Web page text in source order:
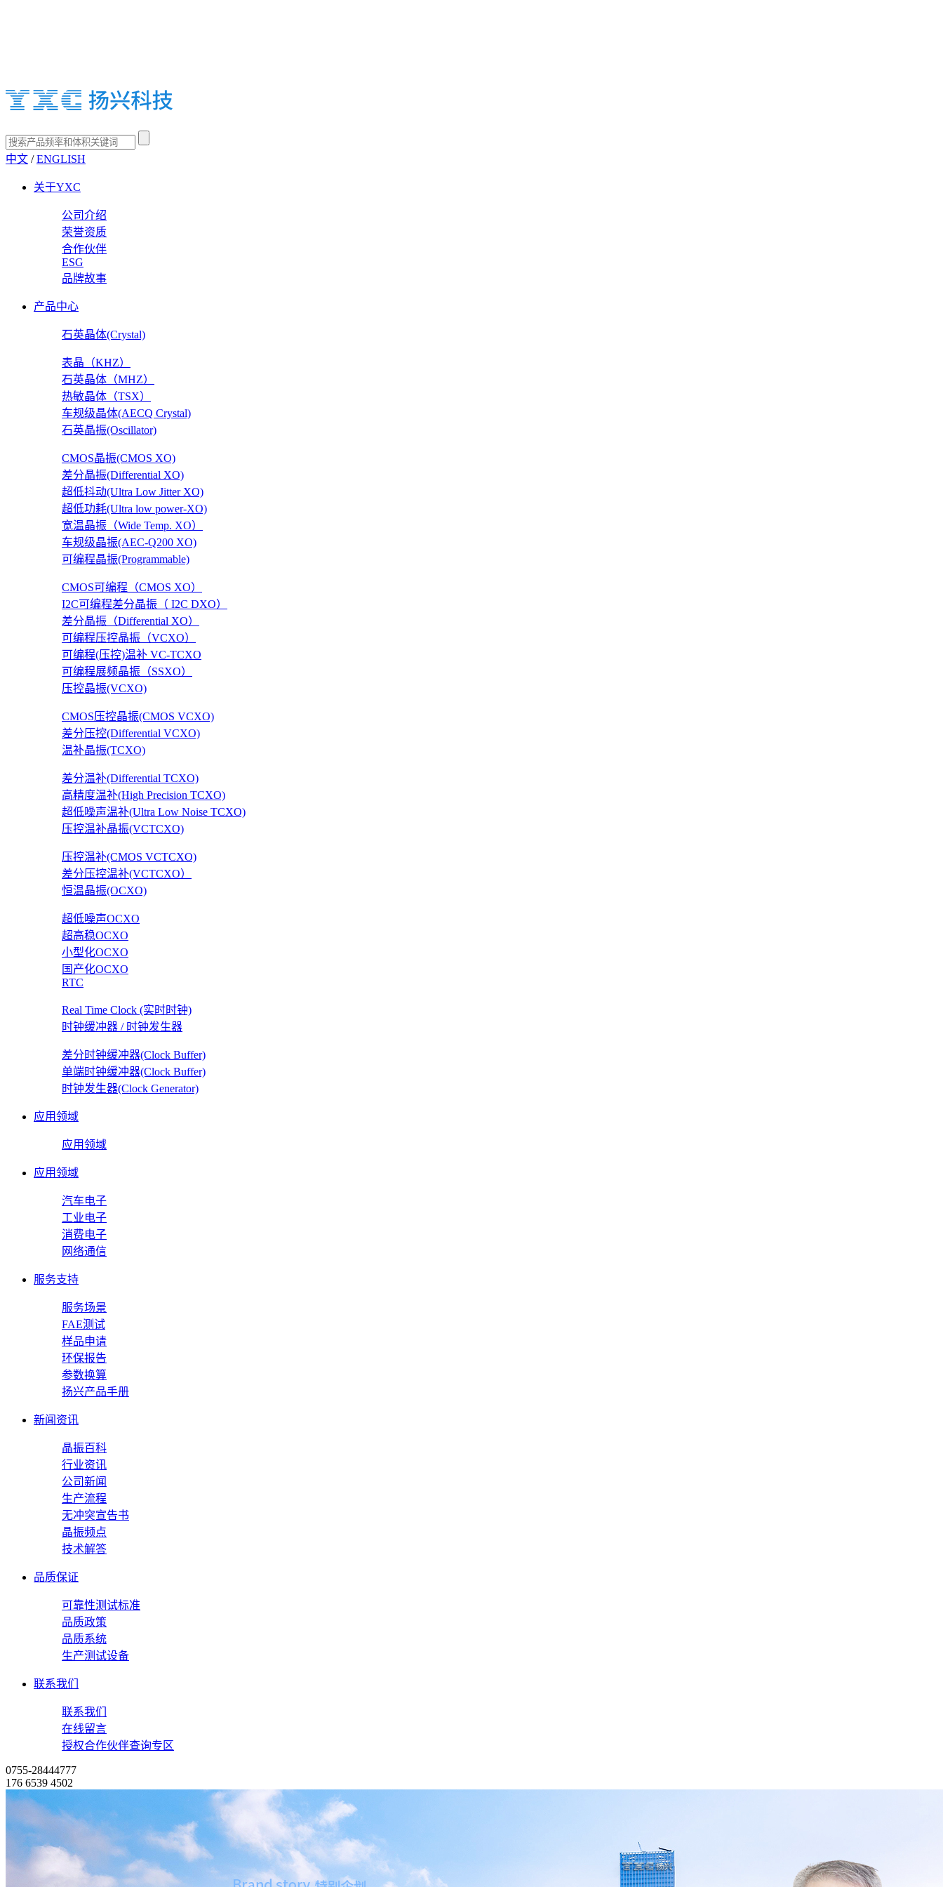
中文 /ENGLISH
关于YXC
公司介绍
荣誉资质
合作伙伴
ESG
品牌故事
产品中心
石英晶体(Crystal)
表晶（KHZ）
石英晶体（MHZ）
热敏晶体（TSX）
车规级晶体(AECQ Crystal)
石英晶振(Oscillator)
CMOS晶振(CMOS XO)
差分晶振(Differential XO)
超低抖动(Ultra Low Jitter XO)
超低功耗(Ultra low power-XO)
宽温晶振（Wide Temp. XO）
车规级晶振(AEC-Q200 XO)
可编程晶振(Programmable)
CMOS可编程（CMOS XO）
I2C可编程差分晶振（ I2C DXO）
差分晶振（Differential XO）
可编程压控晶振（VCXO）
可编程(压控)温补 VC-TCXO
可编程展频晶振（SSXO）
压控晶振(VCXO)
CMOS压控晶振(CMOS VCXO)
差分压控(Differential VCXO)
温补晶振(TCXO)
差分温补(Differential TCXO)
高精度温补(High Precision TCXO)
超低噪声温补(Ultra Low Noise TCXO)
压控温补晶振(VCTCXO)
压控温补(CMOS VCTCXO)
差分压控温补(VCTCXO）
恒温晶振(OCXO)
超低噪声OCXO
超高稳OCXO
小型化OCXO
国产化OCXO
RTC
Real Time Clock (实时时钟)
时钟缓冲器 / 时钟发生器
差分时钟缓冲器(Clock Buffer)
单端时钟缓冲器(Clock Buffer)
时钟发生器(Clock Generator)
应用领域
应用领域
应用领域
汽车电子
工业电子
消费电子
网络通信
服务支持
服务场景
FAE测试
样品申请
环保报告
参数换算
扬兴产品手册
新闻资讯
晶振百科
行业资讯
公司新闻
生产流程
无冲突宣告书
晶振频点
技术解答
品质保证
可靠性测试标准
品质政策
品质系统
生产测试设备
联系我们
联系我们
在线留言
授权合作伙伴查询专区
0755-28444777
176 6539 4502